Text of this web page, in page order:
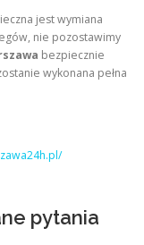
jest wymiana
nie pozostawimy
bezpiecznie
wykonana pełna
pytania